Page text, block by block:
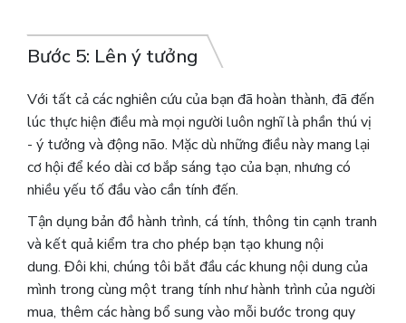
Bước 5: Lên ý tưởng
Với tất cả các nghiên cứu của bạn đã hoàn thành, đã đến
lúc thực hiện điều mà mọi người luôn nghĩ là phần thú vị
- ý tưởng và động não. Mặc dù những điều này mang lại
cơ hội để kéo dài cơ bắp sáng tạo của bạn, nhưng có
nhiều yếu tố đầu vào cần tính đến.
Tận dụng bản đồ hành trình, cá tính, thông tin cạnh tranh
và kết quả kiểm tra cho phép bạn tạo khung nội
dung. Đôi khi, chúng tôi bắt đầu các khung nội dung của
mình trong cùng một trang tính như hành trình của người
mua, thêm các hàng bổ sung vào mỗi bước trong quy